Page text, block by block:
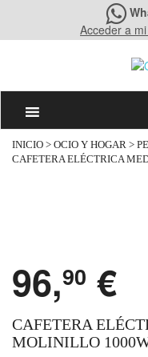
Acceder a
INICIO > OCIO Y HOGAR >
CAFETERA ELÉCTRICA
96,90 €
CAFETERA
MOLINILLO